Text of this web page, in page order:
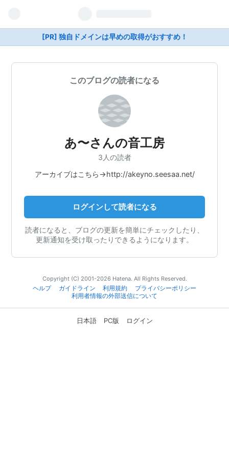
[PR] 独自ドメインは早めの取得がおすすめ！
このブログの読者になる
あ〜さんの音工房
3人の読者
アーカイブはこちら→http://akeyno.seesaa.net/
ログインして読者になる
読者になると、ブログの更新を簡単にチェックしたり、
更新通知を受け取ったりできるようになります。
Copyright (C) 2001-2026 Hatena. All Rights Reserved.
ヘルプ
ガイドライン 利用規約
プライバシーポリシー
利用者情報の外部送信について
日本語 PC版 ログイン